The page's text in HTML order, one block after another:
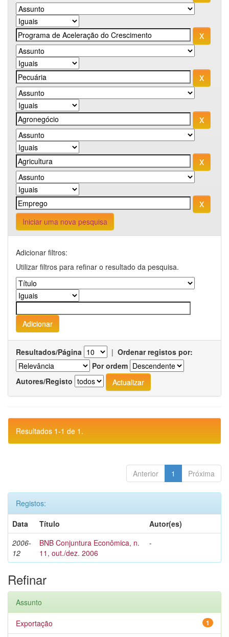
Iniciar uma nova pesquisa
Adicionar filtros:
Utilizar filtros para refinar o resultado da pesquisa.
Resultados/Página | Ordenar registos por:
Por ordem
Autores/Registo
Resultados 1-1 de 1.
Anterior 1 Próxima
Registos:
Data
Título
Autor(es)
2006-
12
BNB Conjuntura Econômica, n.
11, out./dez. 2006
-
Refinar
Assunto
1
Exportação